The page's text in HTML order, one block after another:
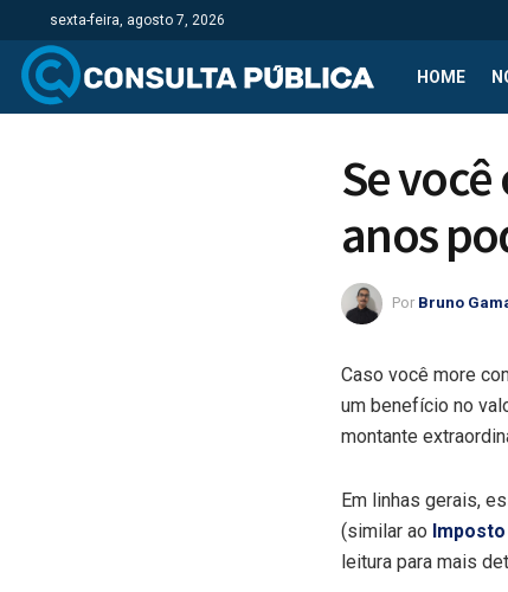
sexta-feira, agosto 7, 2026
HOME
Se
anos
Por Bruno
Caso você more
um benefício no
montante
Em linhas gerais,
(similar ao
leitura para mais